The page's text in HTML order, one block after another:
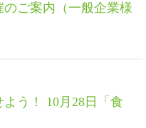
のご案内（一般企業様
う！ 10月28日「食